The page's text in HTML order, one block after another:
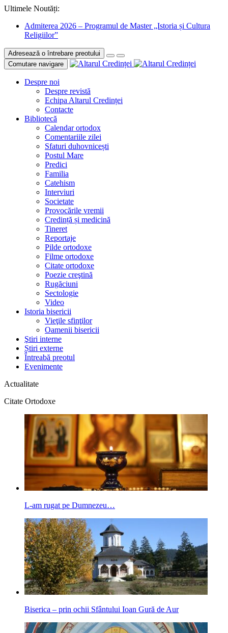
Ultimele Noutăți:
Admiterea 2026 – Programul de Master „Istoria și Cultura
Religiilor”
Adresează o întrebare preotului
Comutare navigare
Despre noi
Despre revistă
Echipa Altarul Credinței
Contacte
Bibliotecă
Calendar ortodox
Comentariile zilei
Sfaturi duhovnicești
Postul Mare
Predici
Familia
Catehism
Interviuri
Societate
Provocările vremii
Credință și medicină
Tineret
Reportaje
Pilde ortodoxe
Filme ortodoxe
Citate ortodoxe
Poezie creştină
Rugăciuni
Sectologie
Video
Istoria bisericii
Vieţile sfinţilor
Oamenii bisericii
Ştiri interne
Știri externe
Întreabă preotul
Evenimente
Actualitate
Citate Ortodoxe
L-am rugat pe Dumnezeu…
Biserica – prin ochii Sfântului Ioan Gură de Aur